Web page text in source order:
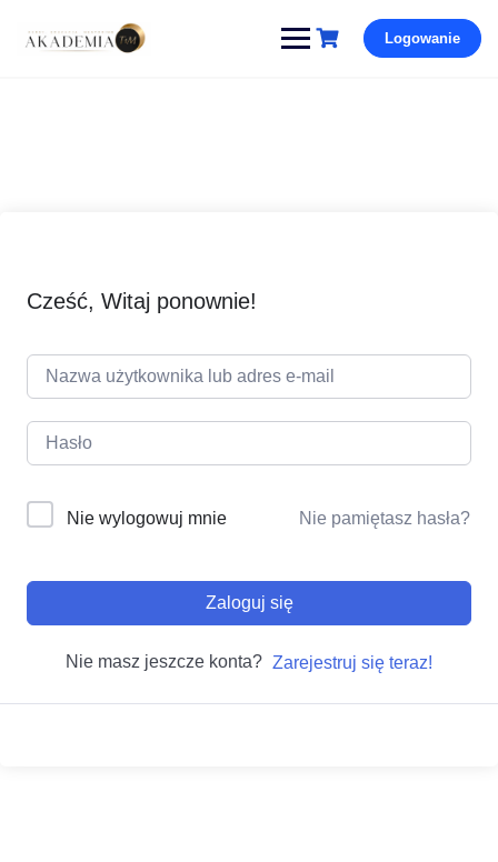
Logowanie
Cześć, Witaj ponownie!
Nie wylogowuj mnie Nie pamiętasz hasła?
Zaloguj się
Nie masz jeszcze konta? Zarejestruj się teraz!